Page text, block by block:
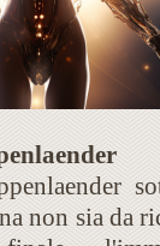
non sia da